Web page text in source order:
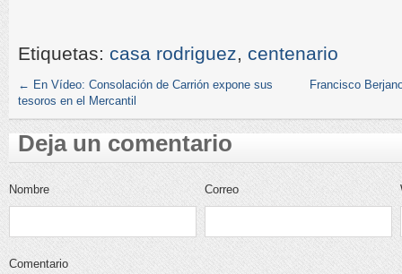
Etiquetas: casa rodriguez, centenario
← En Vídeo: Consolación de Carrión expone sus
tesoros en el Mercantil
Francisco
Deja un comentario
Nombre Correo
Comentario